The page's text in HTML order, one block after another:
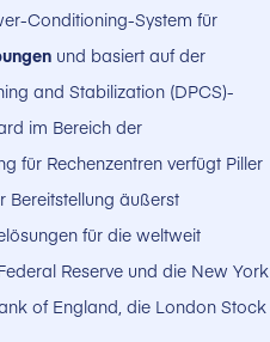
Conditioning-System für
und basiert auf der
and Stabilization (DPCS)-
im Bereich der
für Rechenzentren verfügt Piller
Bereitstellung äußerst
für die weltweit
Reserve und die New York
of England, die London Stock